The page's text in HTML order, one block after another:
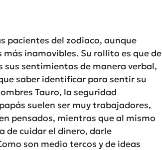
pacientes del zodiaco, aunque
inamovibles. Su rollito es que de
sus sentimientos de manera verbal,
saber identificar para sentir su
Tauro, la seguridad
suelen ser muy trabajadores,
pensados, mientras que al mismo
de cuidar el dinero, darle
son medio tercos y de ideas